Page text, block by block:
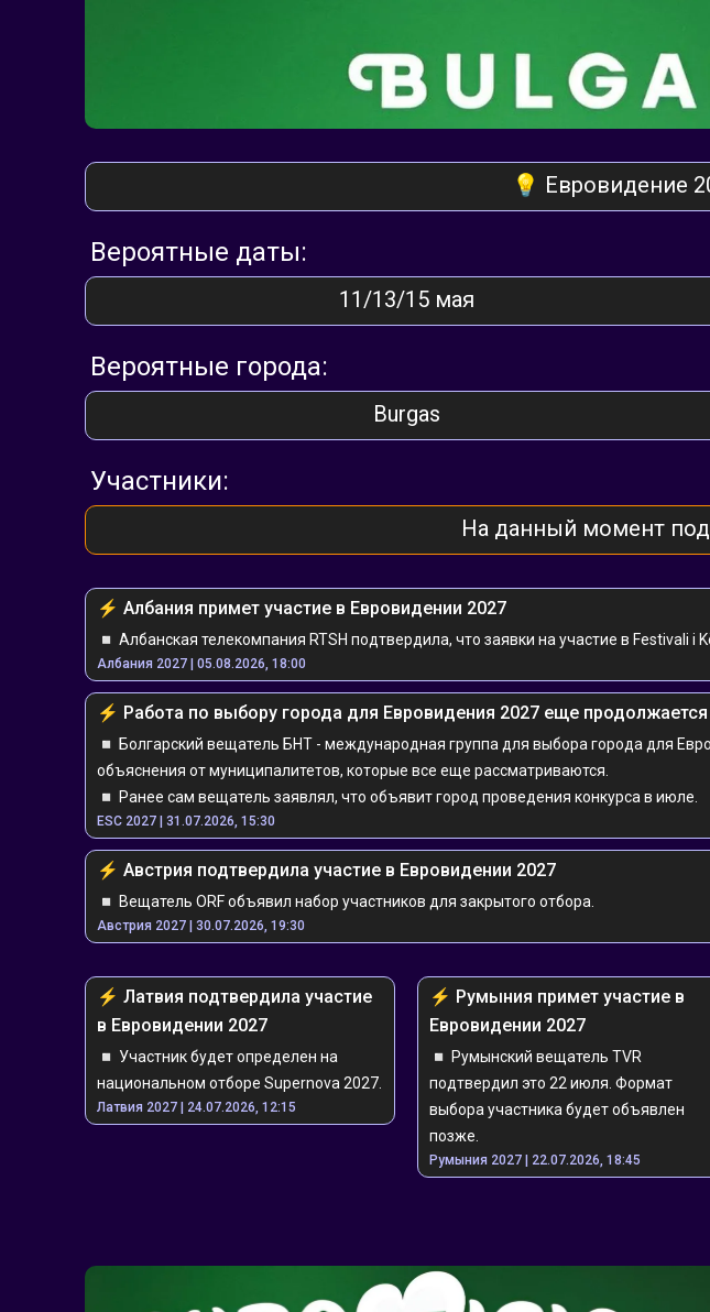
💡 Евровидение
Вероятные даты:
11/13/15 мая
Вероятные города:
Burgas
Участники:
На данный момент
⚡️ ️️️Албания примет участие в Евровидении 2027
◽️ Албанская телекомпания RTSH подтвердила, что заявки на участие в Festivali i
Албания 2027 | 05.08.2026, 18:00
⚡️ ️️️Работа по выбору города для Евровидения 2027 еще продолжается
◽️ Болгарский вещатель БНТ - международная группа для выбора города для
объяснения от муниципалитетов, которые все еще рассматриваются.
◽️ Ранее сам вещатель заявлял, что объявит город проведения конкурса в июле.
ESC 2027 | 31.07.2026, 15:30
⚡️ ️️️Австрия подтвердила участие в Евровидении 2027
◽️ Вещатель ORF объявил набор участников для закрытого отбора.
Австрия 2027 | 30.07.2026, 19:30
⚡️ ️️️Латвия подтвердила участие
в Евровидении 2027
◽️ Участник будет определен на
национальном отборе Supernova 2027.
Латвия 2027 | 24.07.2026, 12:15
⚡️ ️️️Румыния примет участие в
Евровидении 2027
◽️ Румынский вещатель TVR
подтвердил это 22 июля. Формат
выбора участника будет объявлен
позже.
Румыния 2027 | 22.07.2026, 18:45